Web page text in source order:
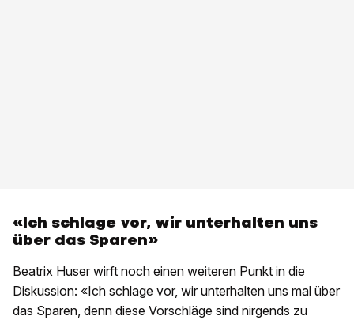
«Ich schlage vor, wir unterhalten uns
über das Sparen»
Beatrix Huser wirft noch einen weiteren Punkt in die
Diskussion: «Ich schlage vor, wir unterhalten uns mal über
das Sparen, denn diese Vorschläge sind nirgends zu